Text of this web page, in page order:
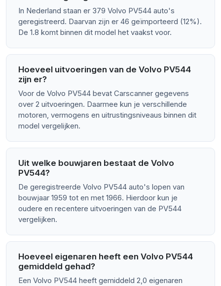
In Nederland staan er 379 Volvo PV544 auto's
geregistreerd. Daarvan zijn er 46 geïmporteerd (12%).
De 1.8 komt binnen dit model het vaakst voor.
Hoeveel uitvoeringen van de Volvo PV544
zijn er?
Voor de Volvo PV544 bevat Carscanner gegevens
over 2 uitvoeringen. Daarmee kun je verschillende
motoren, vermogens en uitrustingsniveaus binnen dit
model vergelijken.
Uit welke bouwjaren bestaat de Volvo
PV544?
De geregistreerde Volvo PV544 auto's lopen van
bouwjaar 1959 tot en met 1966. Hierdoor kun je
oudere en recentere uitvoeringen van de PV544
vergelijken.
Hoeveel eigenaren heeft een Volvo PV544
gemiddeld gehad?
Een Volvo PV544 heeft gemiddeld 2,0 eigenaren